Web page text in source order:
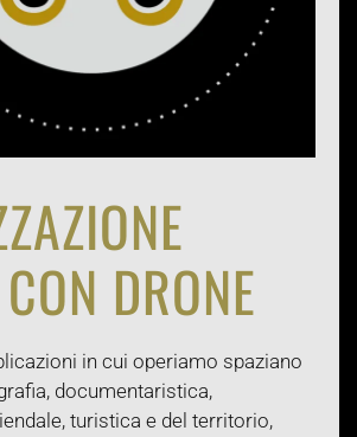
DRONE
in cui operiamo spaziano
documentaristica,
turistica e del territorio,